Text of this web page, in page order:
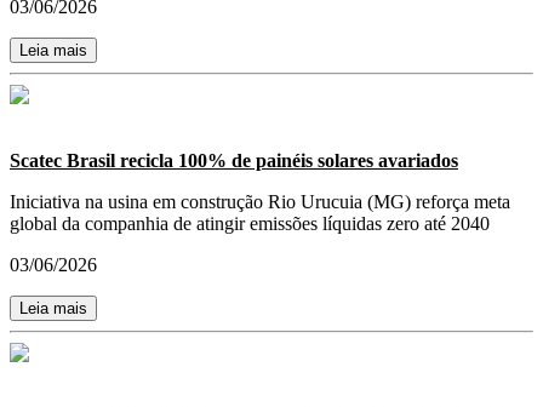
03/06/2026
Leia mais
Scatec Brasil recicla 100% de painéis solares avariados
Iniciativa na usina em construção Rio Urucuia (MG) reforça meta
global da companhia de atingir emissões líquidas zero até 2040
03/06/2026
Leia mais